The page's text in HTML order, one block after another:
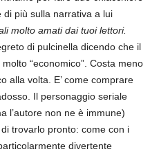
più sulla narrativa a lui
molto amati dai tuoi lettori.
di pulcinella dicendo che il
“economico”. Costa meno
alla volta. E’ come comprare
Il personaggio seriale
l’autore non ne è immune)
trovarlo pronto: come con i
divertente